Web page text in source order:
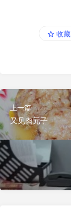
收藏
上一篇
又见肉元子